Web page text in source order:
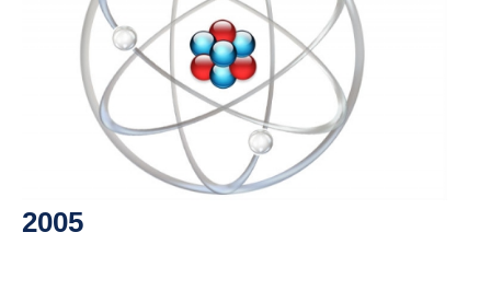
2005